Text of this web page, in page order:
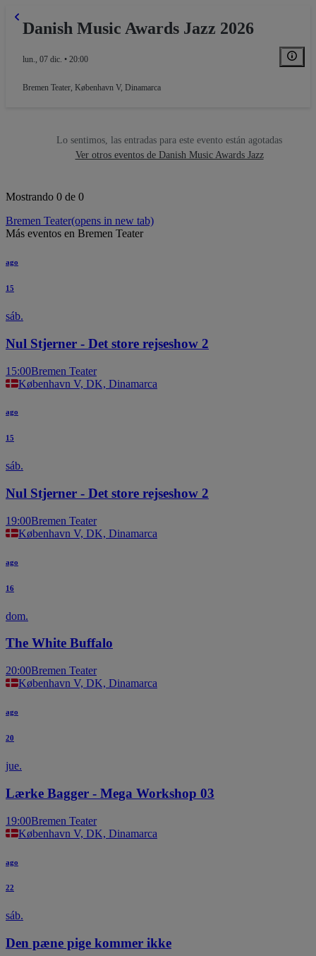
Danish Music Awards Jazz 2026
lun., 07 dic. • 20:00
Bremen Teater, København V, Dinamarca
Lo sentimos, las entradas para este evento están agotadas
Ver otros eventos de Danish Music Awards Jazz
Mostrando 0 de 0
Bremen Teater(opens in new tab)
Más eventos en Bremen Teater
ago
15
sáb.
Nul Stjerner - Det store rejseshow 2
15:00Bremen Teater
København V, DK, Dinamarca
ago
15
sáb.
Nul Stjerner - Det store rejseshow 2
19:00Bremen Teater
København V, DK, Dinamarca
ago
16
dom.
The White Buffalo
20:00Bremen Teater
København V, DK, Dinamarca
ago
20
jue.
Lærke Bagger - Mega Workshop 03
19:00Bremen Teater
København V, DK, Dinamarca
ago
22
sáb.
Den pæne pige kommer ikke